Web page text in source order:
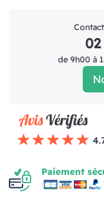
de 9h00 à
Paiement